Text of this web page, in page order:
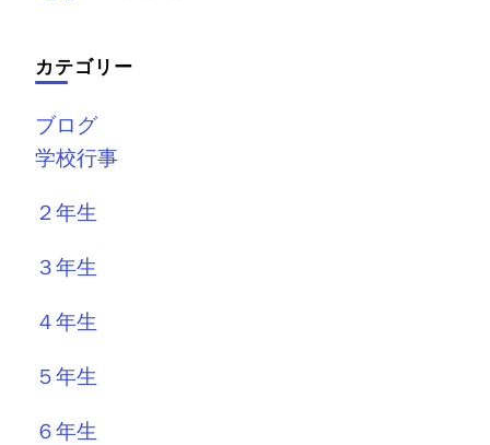
カテゴリー
ブログ
学校行事
２年生
３年生
４年生
５年生
６年生